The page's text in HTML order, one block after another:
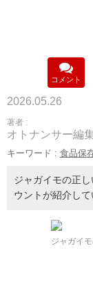
コメント
2026.05.26
著者 :
オトナンサー編
キーワード : 食品保
ジャガイモの正
ウントが紹介して
ジャガイ